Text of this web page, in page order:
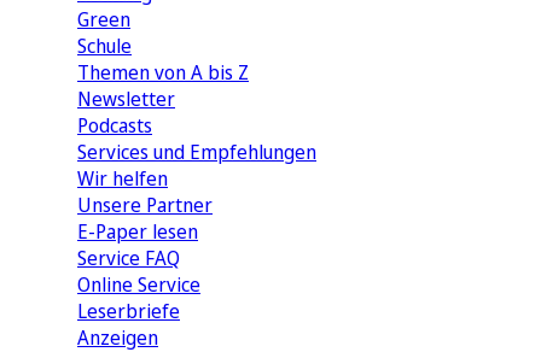
Green
Schule
Themen von A bis Z
Newsletter
Podcasts
Services und Empfehlungen
Wir helfen
Unsere Partner
E-Paper lesen
Service FAQ
Online Service
Leserbriefe
Anzeigen